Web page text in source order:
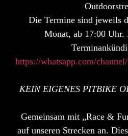
Die Termine sind jeweils
Monat, ab 17:00 Uhr.
https://whatsapp.com/
KEIN EIGENES PITBIKE
Gemeinsam mit „Race &
auf unseren Strecken an.